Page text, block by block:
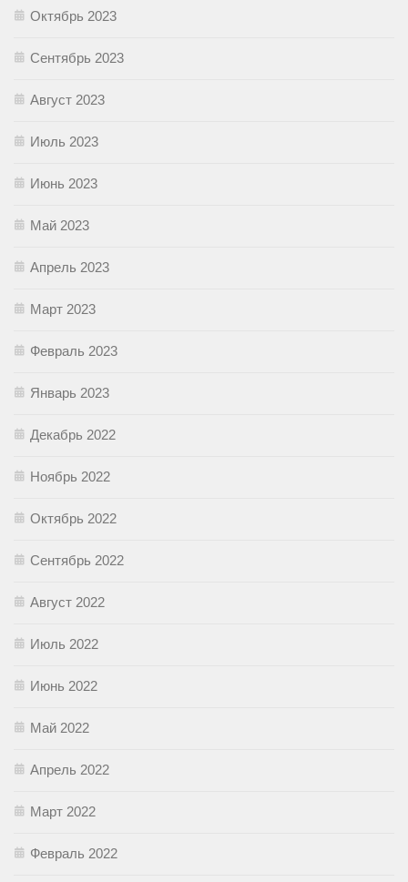
Октябрь 2023
Сентябрь 2023
Август 2023
Июль 2023
Июнь 2023
Май 2023
Апрель 2023
Март 2023
Февраль 2023
Январь 2023
Декабрь 2022
Ноябрь 2022
Октябрь 2022
Сентябрь 2022
Август 2022
Июль 2022
Июнь 2022
Май 2022
Апрель 2022
Март 2022
Февраль 2022